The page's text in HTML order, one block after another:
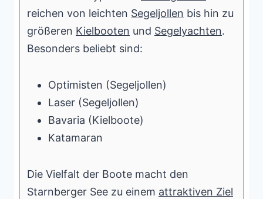
reichen von leichten Segeljollen bis hin zu
größeren Kielbooten und Segelyachten.
Besonders beliebt sind:
Optimisten (Segeljollen)
Laser (Segeljollen)
Bavaria (Kielboote)
Katamaran
Die Vielfalt der Boote macht den
Starnberger See zu einem attraktiven Ziel